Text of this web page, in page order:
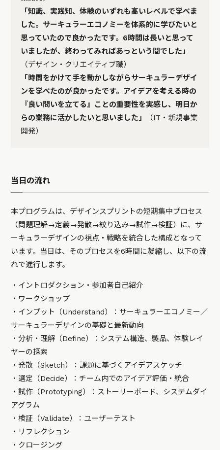
「知識、実践知、体験のいずれも高いレベルで学べま
した。サーキュラーエコノミーを体系的に学びたいと
思っていたので良かったです。6時間は長いと思って
いましたが、終わってみればあっという間でした」
（デザイン・クリエイティブ職）
「時間をかけて手を動かしながらサーキュラーデザイ
ンを学べたのが良かったです。アイデアを考える時の
『良い問いを立てる』ことの重要性を実感し、明日か
らの業務に活かしたいと思いました」
（IT・新規事業
開発）
当日の流れ
本プログラムは、デザインスプリントの短期集中プロセス
（問題理解→定義→発散→絞り込み→試作→検証）に、サ
ーキュラーデザインの視点・戦略を統合した構成となって
います。当日は、そのプロセスを6時間に凝縮し、以下の流
れで進行します。
・イントロダクション・参加者自己紹介
・ワークショップ
・インプット（Understand）：サーキュラーエコノミー／
サーキュラーデザインの基礎と最新動向
・分析・理解（Define）：システム構造、製品、体験レイ
ヤーの探索
・発散（Sketch）：課題に基づくアイデアスケッチ
・選定（Decide）：チーム内でのアイデア評価・統合
・試作（Prototyping）：ストーリーボード、システムダイ
アグラム
・検証（Validate）：ユーザーテスト
・リフレクション
・クロージング